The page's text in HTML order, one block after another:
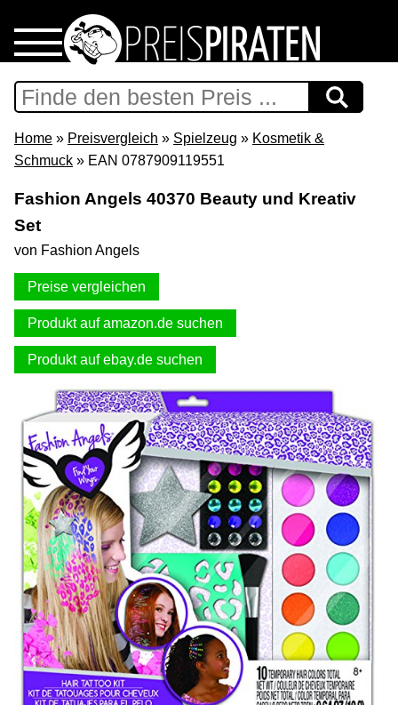
Home
Download
Support & Newsletter
Presse
Datenschutz
Impressum
Home » Preisvergleich » Spielzeug » Kosmetik &
Schmuck » EAN 0787909119551
Fashion Angels 40370 Beauty und Kreativ
Set
von Fashion Angels
Preise vergleichen
Produkt auf amazon.de suchen
Produkt auf ebay.de suchen